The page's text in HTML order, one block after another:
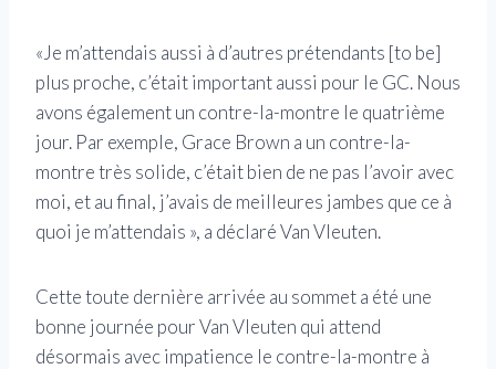
«Je m’attendais aussi à d’autres prétendants [to be]
plus proche, c’était important aussi pour le GC. Nous
avons également un contre-la-montre le quatrième
jour. Par exemple, Grace Brown a un contre-la-
montre très solide, c’était bien de ne pas l’avoir avec
moi, et au final, j’avais de meilleures jambes que ce à
quoi je m’attendais », a déclaré Van Vleuten.
Cette toute dernière arrivée au sommet a été une
bonne journée pour Van Vleuten qui attend
désormais avec impatience le contre-la-montre à